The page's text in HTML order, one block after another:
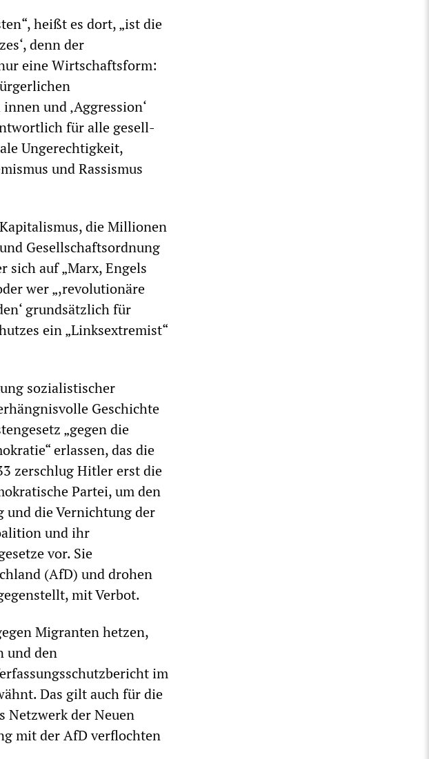
heißt es dort, „ist die
denn der
eine Wirtschaftsform:
und ‚Aggression‘
für alle gesell­
Ungerechtig­keit,
und Rassismus
die Millionen
Gesell­schaftsordnung
sich auf „Marx, Engels
wer „,revolu­tionäre
grundsätzlich für
ein „Linksextremist“
sozialistischer
Geschichte
„gegen die
erlassen, das die
zerschlug Hitler erst die
Partei, um den
und die Vernichtung der
und ihr
vor. Sie
(AfD) und drohen
mit Verbot.
Migranten hetzen,
und den
im
Das gilt auch für die
Netzwerk der Neuen
mit der AfD verflochten